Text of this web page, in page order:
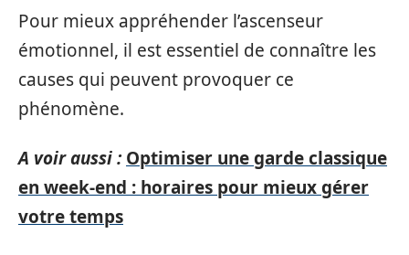
Pour mieux appréhender l’ascenseur
émotionnel, il est essentiel de connaître les
causes qui peuvent provoquer ce
phénomène.
A voir aussi : Optimiser une garde classique
en week-end : horaires pour mieux gérer
votre temps